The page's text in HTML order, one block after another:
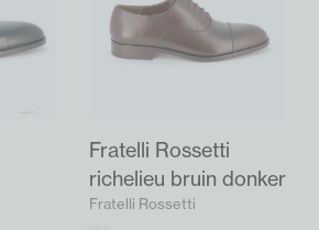
Fratelli Rossetti
richelieu bruin donker
Fratelli Rossetti